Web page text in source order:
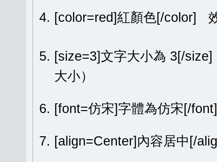
[color=red]紅顏色[/color]
[size=3]文字大小為 3[/
大小）
[font=仿宋]字體為仿宋[/
[align=Center]內容居中[/